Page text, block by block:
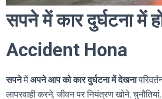
सपने में कार दुर्घटना में
Accident Hona
सपनेमेंअपने आप को कार दुर्घटना में देखना
लापरवाही करने, जीवन पर नियंत्रण खोने,